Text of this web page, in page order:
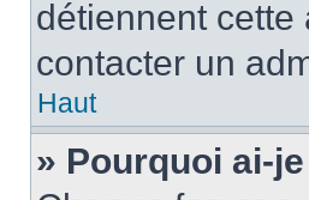
détiennent cette
contacter un
Haut
» Pourquoi ai-